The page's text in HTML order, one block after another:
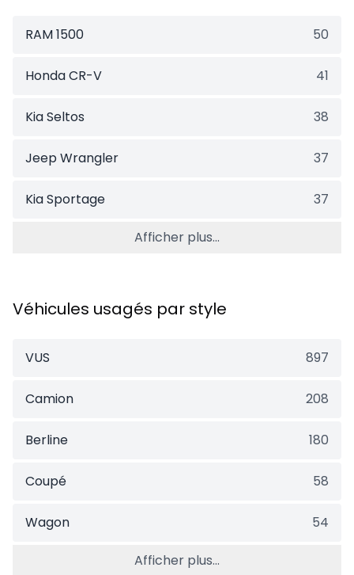
RAM 1500 50
Honda CR-V 41
Kia Seltos 38
Jeep Wrangler 37
Kia Sportage 37
Afficher plus...
Véhicules usagés par style
VUS 897
Camion 208
Berline 180
Coupé 58
Wagon 54
Afficher plus...